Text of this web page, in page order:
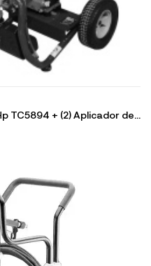
TC5894 + (2) Aplicador de...